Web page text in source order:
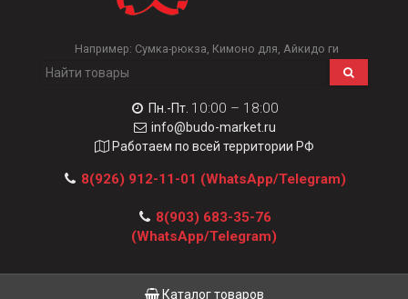
Например: Сумка-рюкза Кимоно для Айкидо ги
Пн.-Пт. 10:00 – 18:00
info@budo-market.ru
Работаем по всей территории РФ
8(926) 912-11-01 (WhatsApp/Telegram)
8(903) 683-35-76
(WhatsApp/Telegram)
Каталог товаров